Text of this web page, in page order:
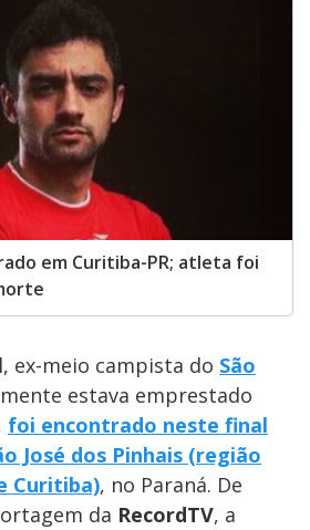
em Curitiba-PR; atleta foi
ex-meio campista do São
estava emprestado
foi encontrado neste final
José dos Pinhais (região
Curitiba), no Paraná. De
da RecordTV, a